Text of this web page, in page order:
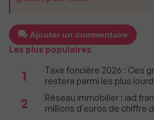
Ajouter un commentaire
Les plus populaires
1
Taxe foncière 2026 : Ces
restera parmi les plus
2
Réseau immobilier : iad
millions d'euros de chiffre